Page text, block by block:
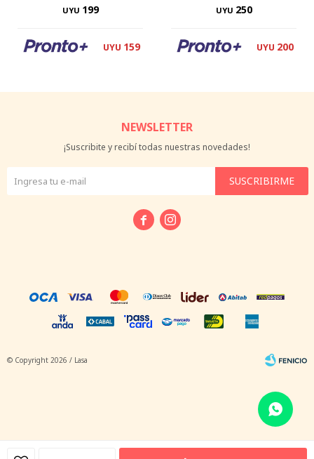
UYU 199
UYU 159
UYU 250
UYU 200
NEWSLETTER
¡Suscribite y recibí todas nuestras novedades!
SUSCRIBIRME
 
© Copyright 2026 / Lasa